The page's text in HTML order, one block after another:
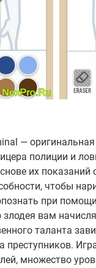
—
полиции и
их показаний
чтобы
при
вам
таланта
преступников.
множество